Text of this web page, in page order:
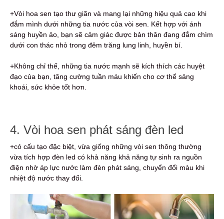
+Vòi hoa sen tạo thư giãn và mang lại những hiệu quả cao khi
đắm mình dưới những tia nước của vòi sen. Kết hợp với ánh
sáng huyền ảo, bạn sẽ cảm giác được bản thân đang đắm chìm
dưới con thác nhỏ trong đêm trăng lung linh, huyền bí.
+Không chỉ thế, những tia nước mạnh sẽ kích thích các huyệt
đạo của bạn, tăng cường tuần máu khiến cho cơ thể sảng
khoái, sức khỏe tốt hơn.
4. Vòi hoa sen phát sáng đèn led
+có cấu tạo đặc biệt, vừa giống những vòi sen thông thường
vừa tích hợp đèn led có khả năng khả năng tự sinh ra nguồn
điện nhờ áp lực nước làm đèn phát sáng, chuyển đổi màu khi
nhiệt độ nước thay đổi.